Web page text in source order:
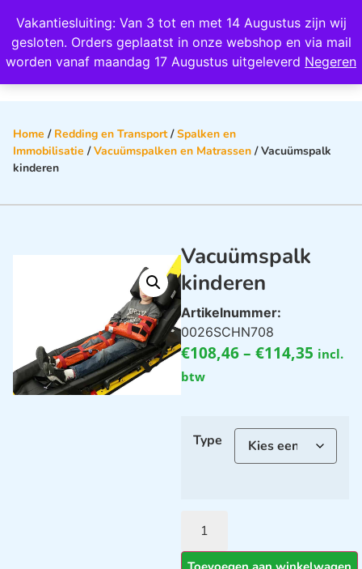
Vakantiesluiting: Van 3 tot en met 14 Augustus zijn wij
gesloten. Orders geplaatst in onze webshop en via mail
worden vanaf maandag 17 Augustus uitgeleverd Negeren
Wij scoren een 4,8 op Google
Home / Redding en Transport/Spalken en
Immobilisatie /Vacuümspalken en Matrassen / Vacuümspalk
kinderen
Vacuümspalk
kinderen
Artikelnummer:
0026SCHN708
€108,46– €114,35 incl.
btw
Type